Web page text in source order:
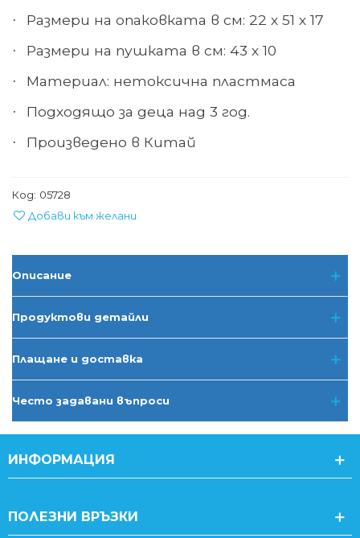
· Размери на опаковката в см: 22 х 51 х 17
· Размери на пушката в см: 43 х 10
· Материал: нетоксична пластмаса
· Подходящо за деца над 3 год.
· Произведено в Китай
Код: 05728
Добави към желани
Описание
Продуктови детайли
Плащане и доставка
Често задавани въпроси
ИНФОРМАЦИЯ
ПОЛЕЗНИ ВРЪЗКИ